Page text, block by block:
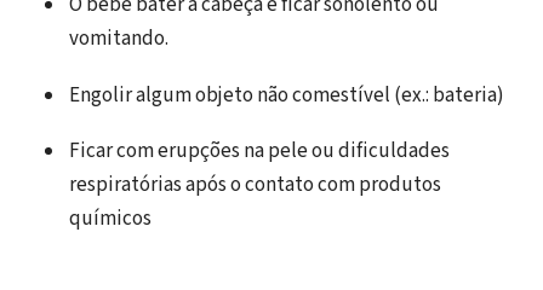
vomitando.
Engolir algum objeto não comestível (ex.: bateria)
Ficar com erupções na pele ou dificuldades
respiratórias após o contato com produtos
químicos